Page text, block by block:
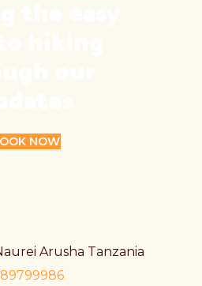
the easy
NOW
Arusha Tanzania